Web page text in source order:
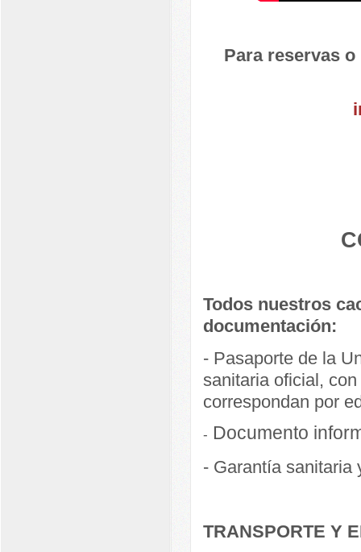
Para reservas
Todos nuestros
documentación:
- Pasaporte de la
sanitaria oficial,
correspondan por
- Documento
- Garantía sanitaria
TRANSPORTE Y